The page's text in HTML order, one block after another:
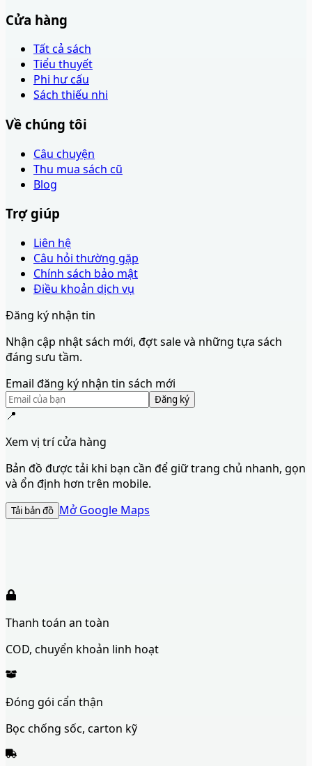
Cửa hàng
Tất cả sách
Tiểu thuyết
Phi hư cấu
Sách thiếu nhi
Về chúng tôi
Câu chuyện
Thu mua sách cũ
Blog
Trợ giúp
Liên hệ
Câu hỏi thường gặp
Chính sách bảo mật
Điều khoản dịch vụ
Đăng ký nhận tin
Nhận cập nhật sách mới, đợt sale và những tựa sách
đáng sưu tầm.
Email đăng ký nhận tin sách mới
Đăng ký
📍
Xem vị trí cửa hàng
Bản đồ được tải khi bạn cần để giữ trang chủ nhanh, gọn
và ổn định hơn trên mobile.
Tải bản đồ Mở Google Maps
Thanh toán an toàn
COD, chuyển khoản linh hoạt
Đóng gói cẩn thận
Bọc chống sốc, carton kỹ